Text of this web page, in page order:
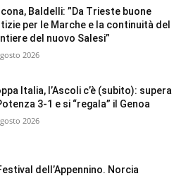
Baldelli: ”Da Trieste buone
per le Marche e la continuità del
del nuovo Salesi”
2026
Italia, l’Ascoli c’è (subito): supera
3-1 e si “regala” il Genoa
2026
dell’Appennino. Norcia